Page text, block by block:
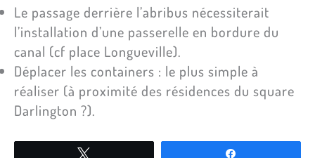
Le passage derrière l’abribus nécessiterait
l’installation d’une passerelle en bordure du
canal (cf place Longueville).
Déplacer les containers : le plus simple à
réaliser (à proximité des résidences du square
Darlington ?).